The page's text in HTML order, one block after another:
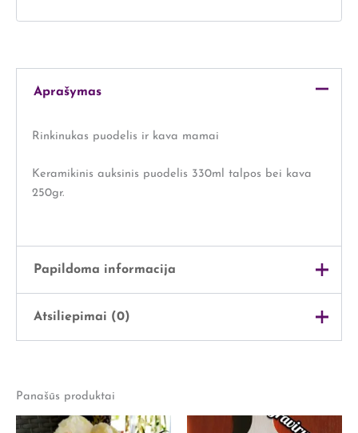
Aprašymas
Rinkinukas puodelis ir kava mamai
Keramikinis auksinis puodelis 330ml talpos bei kava
250gr.
Papildoma informacija
Svoris
Atsiliepimai (0)
Rašyti atsiliepimą gali tik prisijungę pirkėjai, kurie yra
įsigiję šį produktą.
Panašūs produktai